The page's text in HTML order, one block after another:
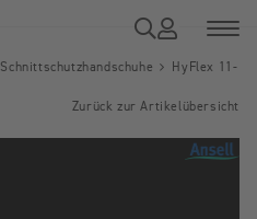
Schnittschutzhandschuhe
HyFlex 11-
Zurück zur Artikelübersicht